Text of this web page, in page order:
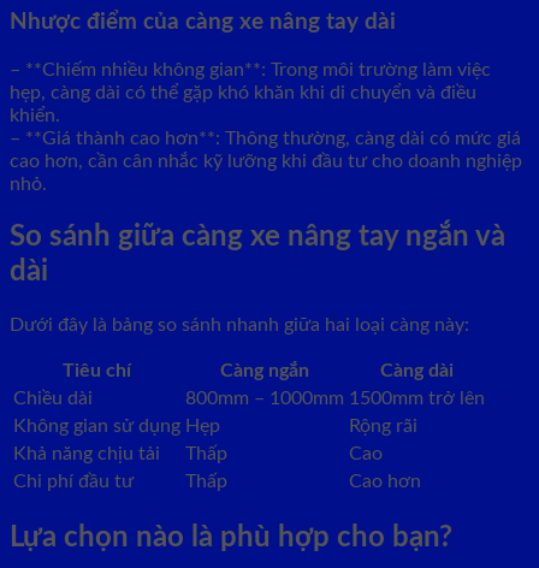
Nhược điểm của càng xe nâng tay dài
– **Chiếm nhiều không gian**: Trong môi trường làm việc
hẹp, càng dài có thể gặp khó khăn khi di chuyển và điều
khiển.
– **Giá thành cao hơn**: Thông thường, càng dài có mức giá
cao hơn, cần cân nhắc kỹ lưỡng khi đầu tư cho doanh nghiệp
nhỏ.
So sánh giữa càng xe nâng tay ngắn và
dài
Dưới đây là bảng so sánh nhanh giữa hai loại càng này:
Tiêu chí Càng ngắn
Càng dài
Chiều dài
800mm – 1000mm 1500mm trở lên
Không gian sử dụng Hẹp
Rộng rãi
Khả năng chịu tải
Thấp
Cao
Chi phí đầu tư
Thấp Cao hơn
Lựa chọn nào là phù hợp cho bạn?